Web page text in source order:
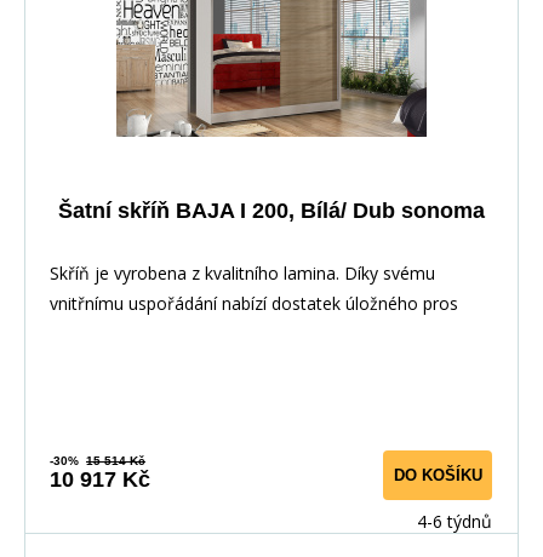
Šatní skříň BAJA I 200, Bílá/ Dub sonoma
Skříň je vyrobena z kvalitního lamina. Díky svému
vnitřnímu uspořádání nabízí dostatek úložného pros
-30% 15 514 Kč
10 917 Kč DO KOŠÍKU
4-6 týdnů